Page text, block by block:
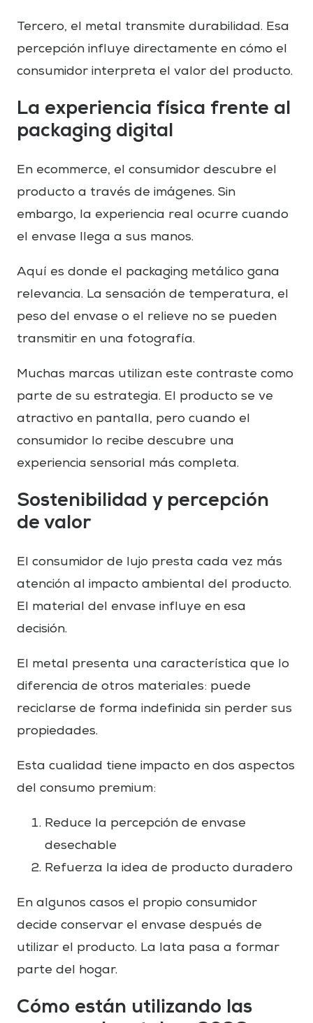
Tercero, el metal transmite durabilidad. Esa
percepción influye directamente en cómo el
consumidor interpreta el valor del producto.
La experiencia física frente al
packaging digital
En ecommerce, el consumidor descubre el
producto a través de imágenes. Sin
embargo, la experiencia real ocurre cuando
el envase llega a sus manos.
Aquí es donde el packaging metálico gana
relevancia. La sensación de temperatura, el
peso del envase o el relieve no se pueden
transmitir en una fotografía.
Muchas marcas utilizan este contraste como
parte de su estrategia. El producto se ve
atractivo en pantalla, pero cuando el
consumidor lo recibe descubre una
experiencia sensorial más completa.
Sostenibilidad y percepción
de valor
El consumidor de lujo presta cada vez más
atención al impacto ambiental del producto.
El material del envase influye en esa
decisión.
El metal presenta una característica que lo
diferencia de otros materiales: puede
reciclarse de forma indefinida sin perder sus
propiedades.
Esta cualidad tiene impacto en dos aspectos
del consumo premium:
Reduce la percepción de envase
desechable
Refuerza la idea de producto duradero
En algunos casos el propio consumidor
decide conservar el envase después de
utilizar el producto. La lata pasa a formar
parte del hogar.
Cómo están utilizando las